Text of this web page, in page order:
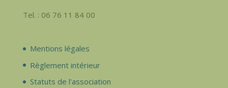
Tel. : 06 76 11 84 00
Mentions légales
Règlement intérieur
Statuts de l'association